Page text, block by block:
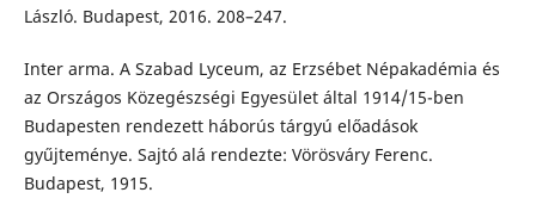
László. Budapest, 2016. 208–247.
Inter arma. A Szabad Lyceum, az Erzsébet Népakadémia és
az Országos Közegészségi Egyesület által 1914/15-ben
Budapesten rendezett háborús tárgyú előadások
gyűjteménye. Sajtó alá rendezte: Vörösváry Ferenc.
Budapest, 1915.